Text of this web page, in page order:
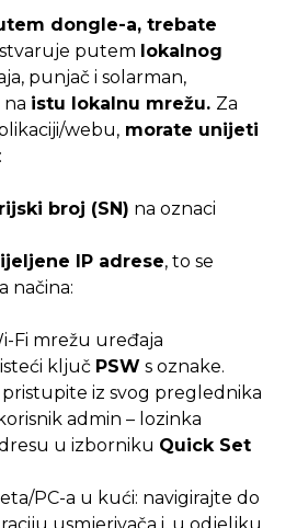
dongle-a, trebate
putem lokalnog
punjač i solarman,
na istu lokalnu mrežu. Za
webu, morate unijeti
:
broj (SN) na oznaci
IP adrese, to se
načina:
Fi mrežu uređaja
ključ PSW s oznake.
pristupite iz svog preglednika
admin – lozinka
u izborniku Quick Set
PC-a u kući: navigirajte do